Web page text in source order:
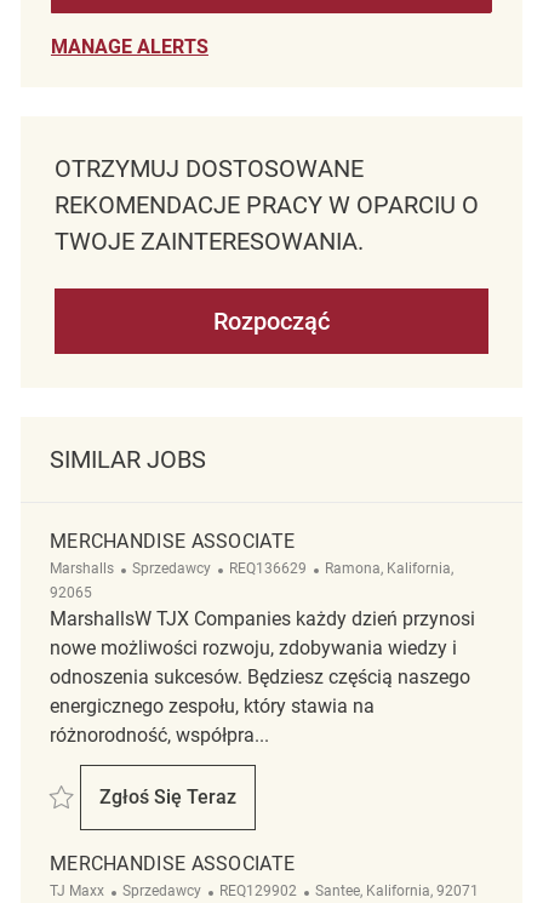
MANAGE ALERTS
OTRZYMUJ DOSTOSOWANE
REKOMENDACJE PRACY W OPARCIU O
TWOJE ZAINTERESOWANIA.
Rozpocząć
SIMILAR JOBS
MERCHANDISE ASSOCIATE
Marshalls Kategoria
Sprzedawcy ReqId
REQ136629 Lokalizacja
Ramona, Kalifornia,
92065
MarshallsW TJX Companies każdy dzień przynosi
nowe możliwości rozwoju, zdobywania wiedzy i
odnoszenia sukcesów. Będziesz częścią naszego
energicznego zespołu, który stawia na
różnorodność, współpra...
Zapisać Merchandise Associate REQ136629
Zgłoś Się Teraz
Merchandise Associate
MERCHANDISE ASSOCIATE
TJ Maxx Kategoria
Sprzedawcy ReqId
REQ129902 Lokalizacja
Santee, Kalifornia, 92071